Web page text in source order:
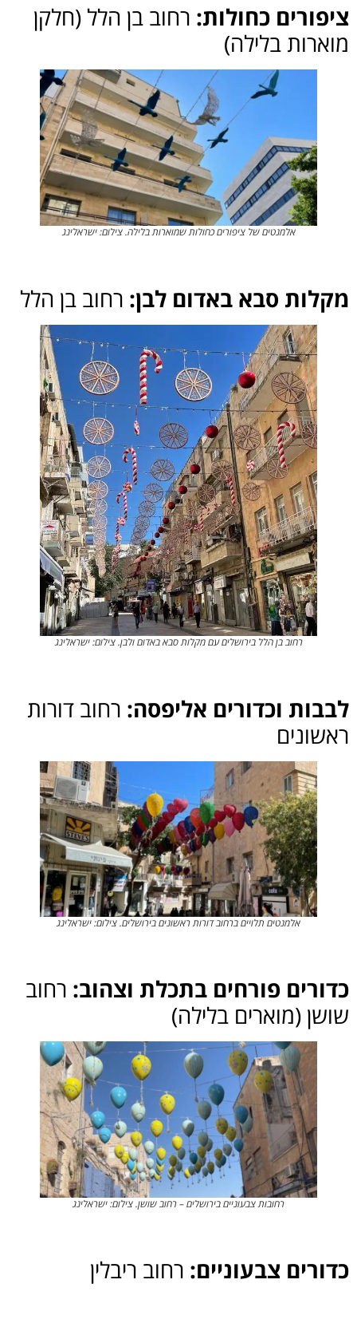
ציפורים כחולות: רחוב בן הלל (חלקן
מוארות בלילה)
אלמנטים של ציפורים כחולות שמוארות בלילה. צילום: ישראלינג
מקלות סבא באדום לבן: רחוב בן הלל
רחוב בן הלל בירושלים עם מקלות סבא באדום ולבן. צילום: ישראלינג
לבבות וכדורים אליפסה: רחוב דורות
ראשונים
אלמנטים תלויים ברחוב דורות ראשונים בירושלים. צילום: ישראלינג
כדורים פורחים בתכלת וצהוב: רחוב
שושן (מוארים בלילה)
רחובות צבעוניים בירושלים – רחוב שושן. צילום: ישראלינג
כדורים צבעוניים: רחוב ריבלין